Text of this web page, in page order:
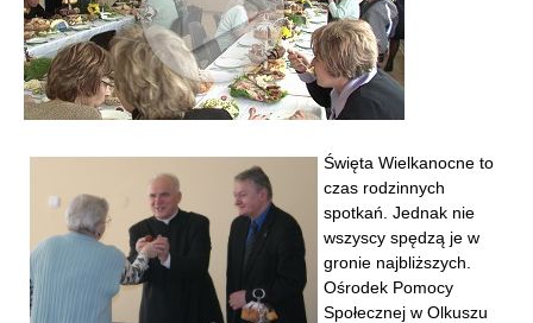
Święta Wielkanocne to
czas rodzinnych
spotkań. Jednak nie
wszyscy spędzą je w
gronie najbliższych.
Ośrodek Pomocy
Społecznej w Olkuszu